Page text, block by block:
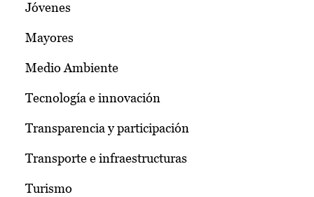
Jóvenes
Mayores
Medio Ambiente
Tecnología e innovación
Transparencia y participación
Transporte e infraestructuras
Turismo